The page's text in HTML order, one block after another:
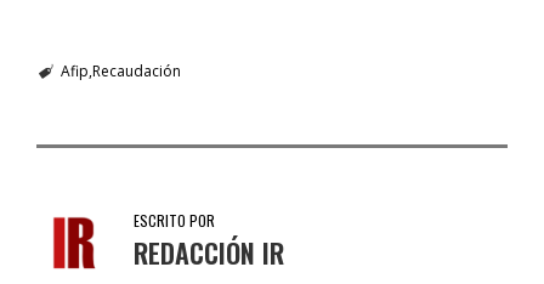
Afip Recaudación
ESCRITO POR
REDACCIÓN IR